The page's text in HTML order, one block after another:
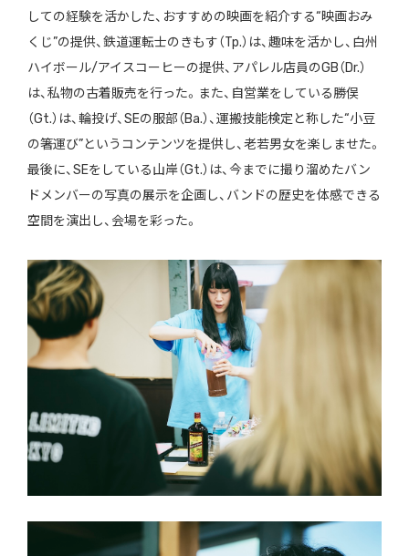
しての経験を活かした、おすすめの映画を紹介する“映画おみ
くじ”の提供、鉄道運転士のきもす（Tp.）は、趣味を活かし、白州
ハイボール/アイスコーヒーの提供、アパレル店員のGB（Dr.）
は、私物の古着販売を行った。また、自営業をしている勝俣
（Gt.）は、輪投げ、SEの服部（Ba.）、運搬技能検定と称した“小豆
の箸運び”というコンテンツを提供し、老若男女を楽しませた。
最後に、SEをしている山岸（Gt.）は、今までに撮り溜めたバン
ドメンバーの写真の展示を企画し、バンドの歴史を体感できる
空間を演出し、会場を彩った。